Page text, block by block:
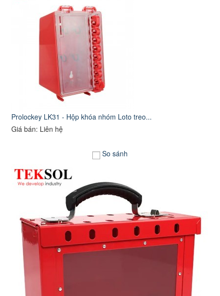
Prolockey LK31 - Hộp khóa nhóm Loto treo...
Giá bán: Liên hệ
So sánh